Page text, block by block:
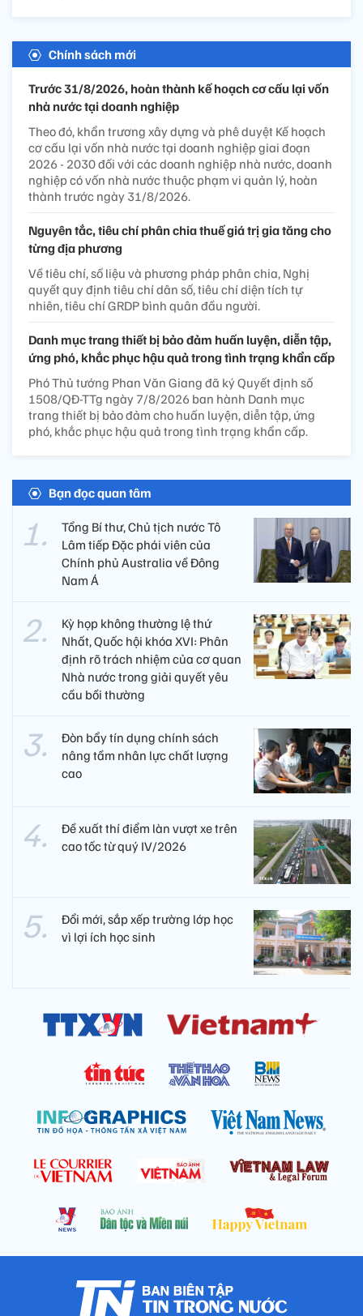
Chính sách mới
Trước 31/8/2026, hoàn thành kế hoạch cơ cấu lại vốn
nhà nước tại doanh nghiệp
Theo đó, khẩn trương xây dựng và phê duyệt Kế hoạch
cơ cấu lại vốn nhà nước tại doanh nghiệp giai đoạn
2026 - 2030 đối với các doanh nghiệp nhà nước, doanh
nghiệp có vốn nhà nước thuộc phạm vi quản lý, hoàn
thành trước ngày 31/8/2026.
Nguyên tắc, tiêu chí phân chia thuế giá trị gia tăng cho
từng địa phương
Về tiêu chí, số liệu và phương pháp phân chia, Nghị
quyết quy định tiêu chí dân số, tiêu chí diện tích tự
nhiên, tiêu chí GRDP bình quân đầu người.
Danh mục trang thiết bị bảo đảm huấn luyện, diễn tập,
ứng phó, khắc phục hậu quả trong tình trạng khẩn cấp
Phó Thủ tướng Phan Văn Giang đã ký Quyết định số
1508/QĐ-TTg ngày 7/8/2026 ban hành Danh mục
trang thiết bị bảo đảm cho huấn luyện, diễn tập, ứng
phó, khắc phục hậu quả trong tình trạng khẩn cấp.
Bạn đọc quan tâm
Tổng Bí thư, Chủ tịch nước Tô
Lâm tiếp Đặc phái viên của
Chính phủ Australia về Đông
Nam Á
Kỳ họp không thường lệ thứ
Nhất, Quốc hội khóa XVI: Phân
định rõ trách nhiệm của cơ quan
Nhà nước trong giải quyết yêu
cầu bồi thường
Đòn bẩy tín dụng chính sách
nâng tầm nhân lực chất lượng
cao
Đề xuất thí điểm làn vượt xe trên
cao tốc từ quý IV/2026
Đổi mới, sắp xếp trường lớp học
vì lợi ích học sinh